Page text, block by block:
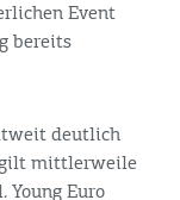
Event
bereits
deutlich
gilt mittlerweile
Young Euro